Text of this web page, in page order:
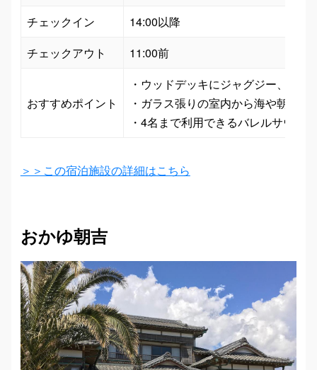
チェックイン
14:00以降
チェックアウト
11:00前
おすすめポイント
・ウッドデッキにジャグジー、サウ
・ガラス張りの室内から海や朝日
＞＞この宿泊施設の詳細はこちら
おかゆ朝吉